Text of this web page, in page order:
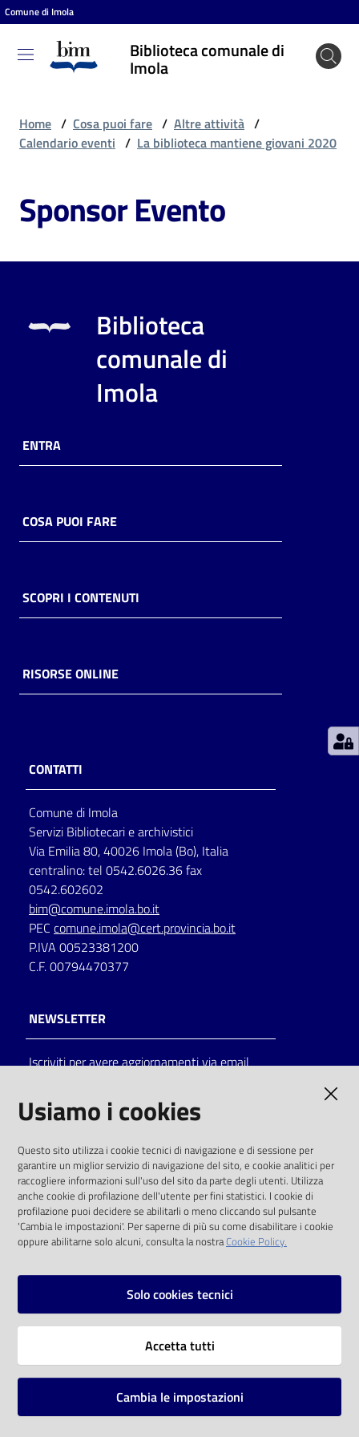
Vai al contenuto
Vai alla navigazione
Vai al footer
Comune di Imola
Biblioteca comunale di
Imola
Biblioteca
comunale
puoi
Risorse
online
Casa
Piani
storico
per
lettura
Seguici
su
Catalogo
on line
Eventi
Chiedi al
bibliotecario
Home / Cosa puoi fare / Altre attività /
Calendario eventi / La biblioteca mantiene giovani 2020
Sponsor Evento
Biblioteca
comunale di
Imola
ENTRA
COSA PUOI FARE
SCOPRI I CONTENUTI
RISORSE ONLINE
CONTATTI
Comune di Imola
Servizi Bibliotecari e archivistici
Via Emilia 80, 40026 Imola (Bo), Italia
centralino: tel 0542.6026.36 fax
0542.602602
bim@comune.imola.bo.it
PEC comune.imola@cert.provincia.bo.it
P.IVA 00523381200
C.F. 00794470377
NEWSLETTER
Iscriviti per avere aggiornamenti via email
solo alle condizioni previste dalla direttiva
comunitaria 2003/98/CE e dal d.lgs. 36/2006
SOCIAL
Instagram
Vai alla pagina
Mappa del sito
Usiamo i cookies
Questo sito utilizza i cookie tecnici di navigazione e di sessione per
garantire un miglior servizio di navigazione del sito, e cookie analitici per
raccogliere informazioni sull'uso del sito da parte degli utenti. Utilizza
anche cookie di profilazione dell'utente per fini statistici. I cookie di
profilazione puoi decidere se abilitarli o meno cliccando sul pulsante
'Cambia le impostazioni'. Per saperne di più su come disabilitare i cookie
oppure abilitarne solo alcuni, consulta la nostraCookie Policy.
Solo cookies tecnici
Accetta tutti
Cambia le impostazioni